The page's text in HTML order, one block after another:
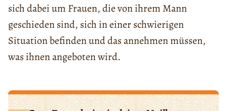
sich dabei um Frauen, die von ihrem Mann
geschieden sind, sich in einer schwierigen
Situation befinden und das annehmen müssen,
was ihnen angeboten wird.